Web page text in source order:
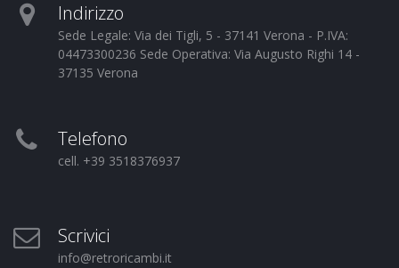
Indirizzo
Sede Legale: Via dei Tigli, 5 - 37141 Verona - P.IVA:
04473300236 Sede Operativa: Via Augusto Righi 14 -
37135 Verona
Telefono
cell. +39 3518376937
Scrivici
info@retroricambi.it